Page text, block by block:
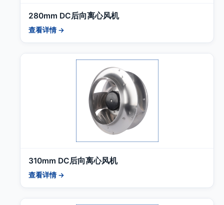
280mm DC后向离心风机
查看详情 →
310mm DC后向离心风机
查看详情 →